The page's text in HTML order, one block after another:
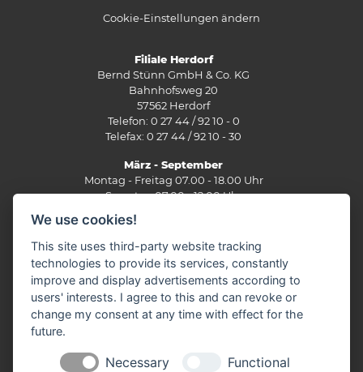
Cookie-Einstellungen ändern
Filiale Herdorf
Bernd Stünn GmbH & Co. KG
Bahnhofsweg 20
57562 Herdorf
Telefon: 0 27 44 / 92 10 - 0
Telefax: 0 27 44 / 92 10 - 30
März - September
Montag - Freitag 07.00 - 18.00 Uhr
Samstag 07.00 - 12.00 Uhr
Oktober - Februar
Montag - Freitag 07.30 - 17.30 Uhr
Samstag 07.30 - 12.00 Uhr
Filiale Burbach
Ernst-Heinkel-Straße 12
Fax: 0 27 36 / 49 10 62
We use cookies!
This site uses third-party website tracking
technologies to provide its services, constantly
improve and display advertisements according to
users' interests. I agree to this and can revoke or
change my consent at any time with effect for the
future.
Necessary Functional